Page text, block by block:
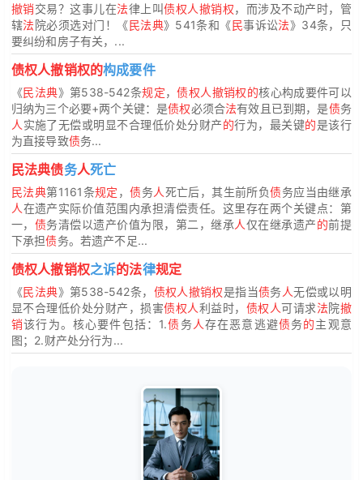
撤销交易？这事儿在法律上叫债权人撤销权，而涉及不动产时，管
辖法院必须选对门！《民法典》541条和《民事诉讼法》34条，只
要纠纷和房子有关，...
债权人撤销权的构成要件
《民法典》第538-542条规定，债权人撤销权的核心构成要件可以
归纳为三个必要+两个关键：是债权必须合法有效且已到期，是债务
人 实施了无偿或明显不合理低价处分财产的行为，最关键的是该行
为直接导致债务...
民法典债务人死亡
民法典第1161条规定 ，债务人死亡后，其生前所负债务应当由继承
人在遗产实际价值范围内承担清偿责任。这里存在两个关键点：第
一， 债务清偿以遗产价值为限，第二，继承人仅在继承遗产的前提
下承担债务。若遗产不足...
债权人撤销权之诉的法律规定
《民法典》第538-542条， 债权人撤销权是指当债务人无偿或以明
显不合理低价处分财产，损害债权人利益时， 债权人可请求法院撤
销该行为。核心要件包括：1.债 务人存在恶意逃避债务的主观意
图；2.财产处分行为...